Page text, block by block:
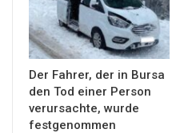
Der Fahrer, der in Bursa
den Tod einer Person
verursachte, wurde
festgenommen